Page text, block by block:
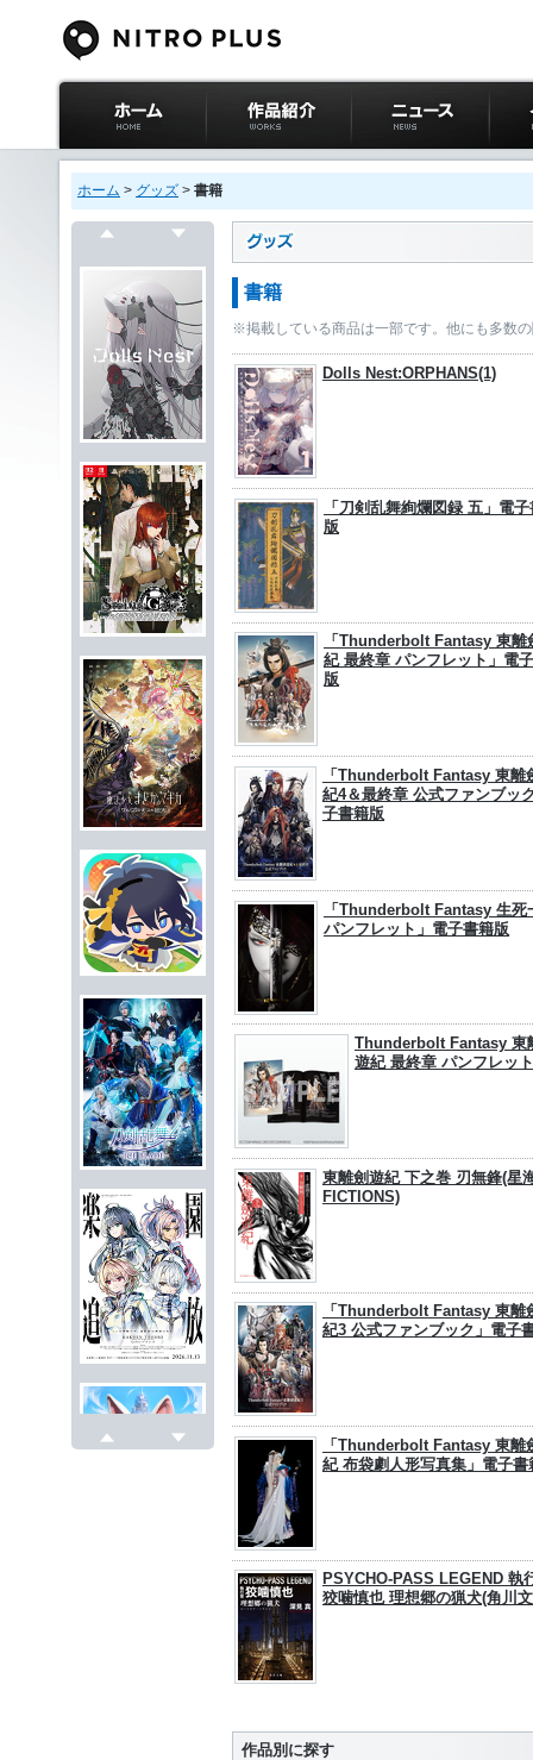
ニトロプラス公式
サイト ホーム
作品紹介 ニュース イベ
ホーム > グッズ > 書籍
書籍
※掲載している商品は一部です。他にも多数
Dolls Nest:ORPHANS(1)
「刀剣乱舞絢爛図録 五」電
版
「Thunderbolt Fantasy 東離
紀 最終章 パンフレット」電
版
「Thunderbolt Fantasy 東離
紀4＆最終章 公式ファンブッ
子書籍版
「Thunderbolt Fantasy 生死
パンフレット」電子書籍版
Thunderbolt Fantasy 東
遊紀 最終章 パンフレット
東離劍遊紀 下之巻 刃無鋒(星
FICTIONS)
「Thunderbolt Fantasy 東離
紀3 公式ファンブック」電子
「Thunderbolt Fantasy 東離
紀 布袋劇人形写真集」電子書
PSYCHO-PASS LEGEND 執
狡噛慎也 理想郷の猟犬(角川
作品別に探す